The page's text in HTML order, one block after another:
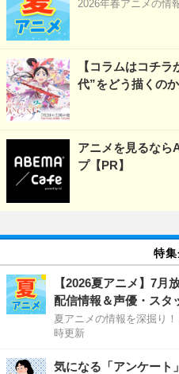
2026年春アニメの情
【コラムはコチ
代”をどう描くの
アニメを見るなら
プ【PR】
特
【2026夏アニメ】7月
配信情報＆声優・スタ
夏アニメの情報を深掘り
時更新
気になる「アンケート